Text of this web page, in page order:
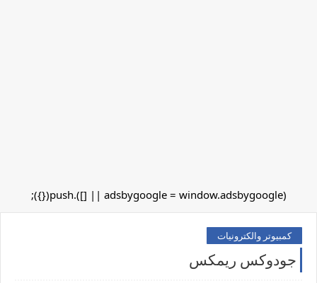
(adsbygoogle = window.adsbygoogle || []).push({});
كمبيوتر والكترونيات
جودوكس ريمكس